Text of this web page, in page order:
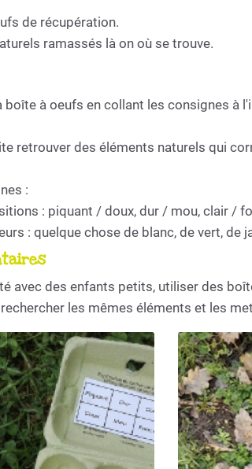
de récupération.
ramassés là on où se trouve.
boîte à oeufs en collant les consignes à
retrouver des éléments naturels qui
:
: piquant / doux, dur / mou, clair /
: quelque chose de blanc, de vert, de
avec des enfants petits, utiliser des
les mêmes éléments et les